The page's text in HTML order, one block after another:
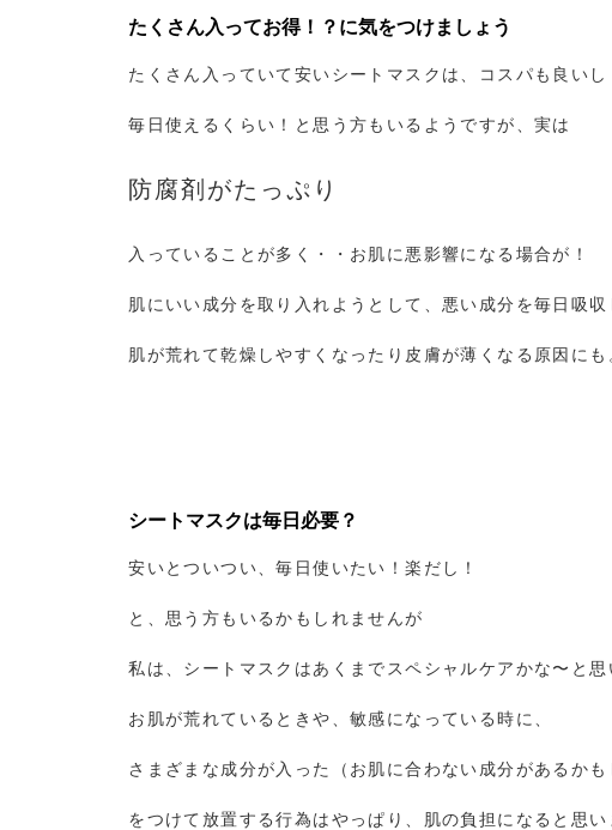
たくさん入ってお得！？に気をつけましょう
たくさん入っていて安いシートマスクは、コスパも良いし
毎日使えるくらい！と思う方もいるようですが、実は
防腐剤がたっぷり
入っていることが多く・・お肌に悪影響になる場合が！
肌にいい成分を取り入れようとして、悪い成分を毎日吸収
肌が荒れて乾燥しやすくなったり皮膚が薄くなる原因にも
シートマスクは毎日必要？
安いとついつい、毎日使いたい！楽だし！
と、思う方もいるかもしれませんが
私は、シートマスクはあくまでスペシャルケアかな〜と思
お肌が荒れているときや、敏感になっている時に、
さまざまな成分が入った（お肌に合わない成分があるか
をつけて放置する行為はやっぱり、肌の負担になると思い